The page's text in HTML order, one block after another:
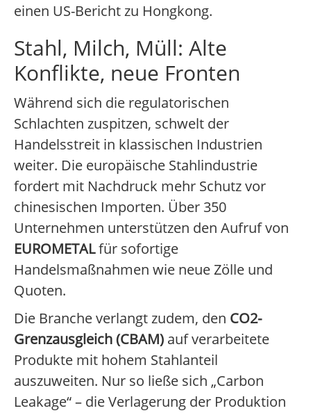
einen US-Bericht zu Hongkong.
Stahl, Milch, Müll: Alte
Konflikte, neue Fronten
Während sich die regulatorischen
Schlachten zuspitzen, schwelt der
Handelsstreit in klassischen Industrien
weiter. Die europäische Stahlindustrie
fordert mit Nachdruck mehr Schutz vor
chinesischen Importen. Über 350
Unternehmen unterstützen den Aufruf von
EUROMETALfür sofortige
Handelsmaßnahmen wie neue Zölle und
Quoten.
Die Branche verlangt zudem, den CO2-
Grenzausgleich (CBAM) auf verarbeitete
Produkte mit hohem Stahlanteil
auszuweiten. Nur so ließe sich „Carbon
Leakage“ – die Verlagerung der Produktion